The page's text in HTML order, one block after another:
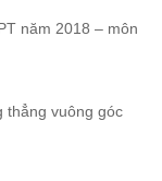
năm 2018 – môn
thẳng vuông góc